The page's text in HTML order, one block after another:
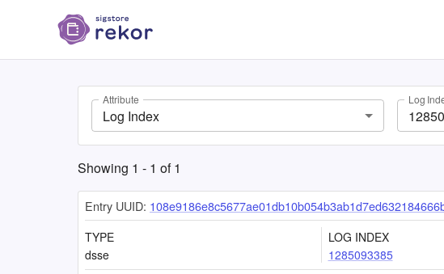
Attribute
Log Index
Log
Showing 1 - 1 of1
Entry UUID:
TYPE
dsse
LOG INDEX
1285093385